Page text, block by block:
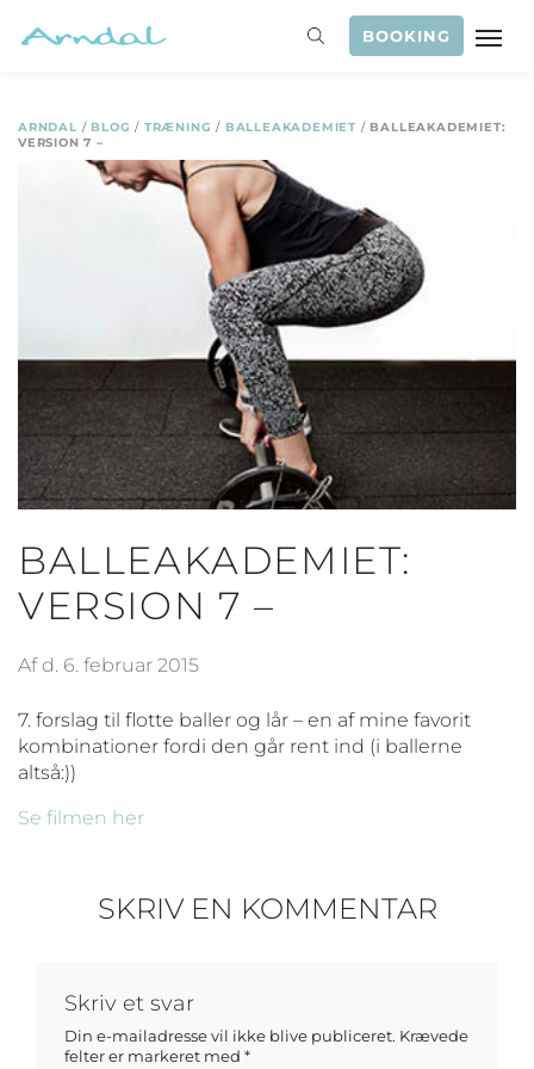
BOOKING
ARNDAL / BLOG / TRÆNING / BALLEAKADEMIET / BALLEAKADEMIET:
VERSION 7 –
BALLEAKADEMIET:
VERSION 7 –
Af d. 6. februar 2015
7. forslag til flotte baller og lår – en af mine favorit
kombinationer fordi den går rent ind (i ballerne
altså:))
Se filmen her
SKRIV EN KOMMENTAR
Skriv et svar
Din e-mailadresse vil ikke blive publiceret. Krævede
felter er markeret med *